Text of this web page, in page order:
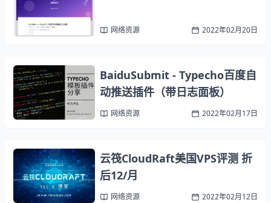
网络资源 2022年02月20日
BaiduSubmit - Typecho百度自
动推送插件（带日志面板）
网络资源 2022年02月17日
云筏CloudRaft美国VPS评测 折
后12/月
网络资源 2022年02月12日